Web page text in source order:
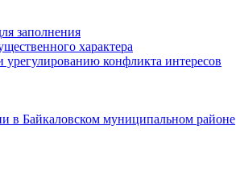
заполнения
характера
конфликта интересов
в Байкаловском муниципальном районе